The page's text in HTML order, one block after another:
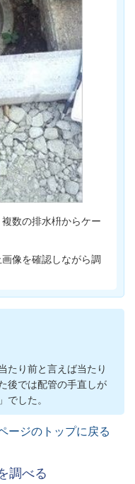
数の排水枡からケー
像を確認しながら調
たり前と言えば当たり
後では配管の手直しが
でした。
ージのトップに戻る
調べる